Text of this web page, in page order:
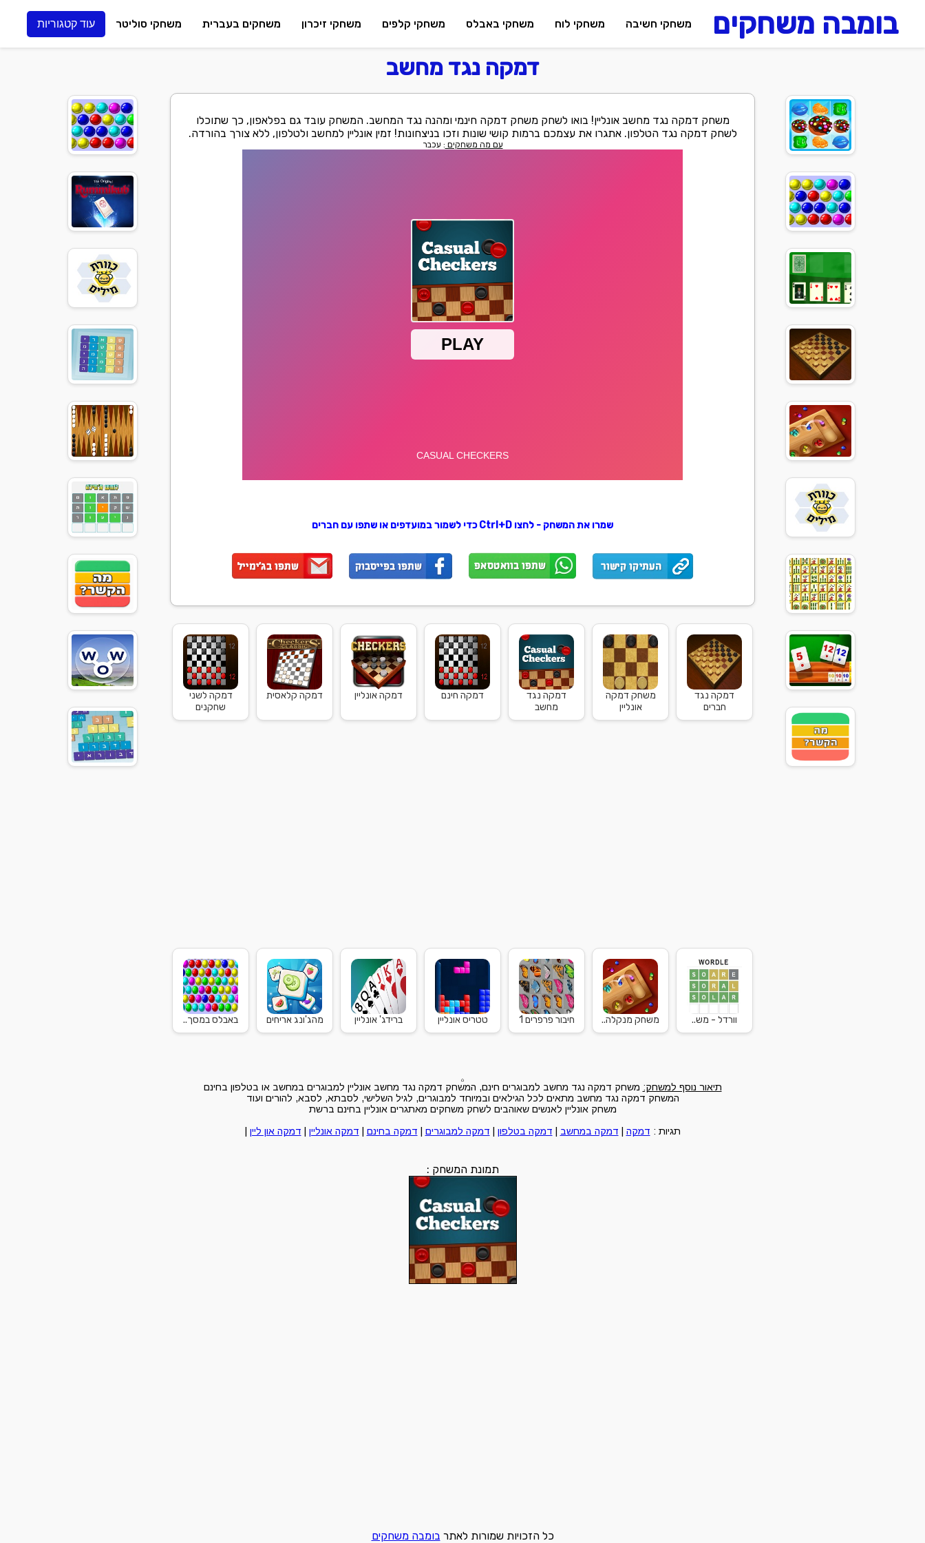
בומבה משחקים משחקי חשיבה משחקי לוח משחקי באבלס משחקי קלפים משחקי זיכרון משחקים בעברית משחקי סוליטר עוד קטגוריות
דמקה נגד מחשב
משחק דמקה נגד מחשב אונליין! בואו לשחק משחק דמקה חינמי ומהנה נגד המחשב. המשחק עובד גם בפלאפון, כך שתוכלו
לשחק דמקה נגד הטלפון. אתגרו את עצמכם ברמות קושי שונות וזכו בניצחונות! זמין אונליין למחשב ולטלפון, ללא צורך בהורדה.
עם מה משחקים : עכבר
שמרו את המשחק - לחצו Ctrl+D כדי לשמור במועדפים או שתפו עם חברים
דמקה נגד
חברים
משחק דמקה
אונליין
דמקה נגד
מחשב
דמקה חינם דמקה אונליין דמקה קלאסית
דמקה לשני
שחקנים
וורדל - מש.. משחק מנקלה.. חיבור פרפרים 1 טטריס אונליין ברידג' אונליין מהג'ונג אריחים באבלס במסך..
תיאור נוסף למשחק: משחק דמקה נגד מחשב למבוגרים חינם, המשחק דמקה נגד מחשב אונליין למבוגרים במחשב או בטלפון בחינם
המשחק דמקה נגד מחשב מתאים לכל הגילאים ובמיוחד למבוגרים, לגיל השלישי, לסבתא, לסבא, להורים ועוד
משחק אונליין לאנשים שאוהבים לשחק משחקים מאתגרים אונליין בחינם ברשת
תגיות : דמקה דמקה במחשב דמקה בטלפון דמקה למבוגרים דמקה בחינם דמקה אונליין דמקה און ליין
תמונת המשחק :
כל הזכויות שמורות לאתר בומבה משחקים